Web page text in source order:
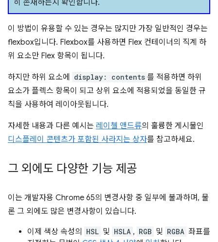
히 존재하는지 확인합니다.
이 방법이 유용할 수 있는 경우는 많지만 가장 일반적인 경우는
flexbox입니다. Flexbox를 사용하면 Flex 컨테이너의 직계 하
위 요소만 Flex 항목이 됩니다.
하지만 하위 요소에 display: contents 를 적용하면 하위
요소가 플렉스 항목이 되고 상위 요소에 적용되었을 동일한 규
칙을 사용하여 레이아웃됩니다.
자세한 내용과 다른 예시는 레이첼 앤드류의 훌륭한 게시물인
디스플레이 콘텐츠가 포함된 사라지는 상자를 참고하세요.
그 외에도 다양한 기능 제공
이는 개발자용 Chrome 65의 변경사항 중 일부에 불과하며, 물
론 그 외에도 많은 변경사항이 있습니다.
이제 색상 속성의 HSL 및 HSLA , RGB 및 RGBA 좌표를